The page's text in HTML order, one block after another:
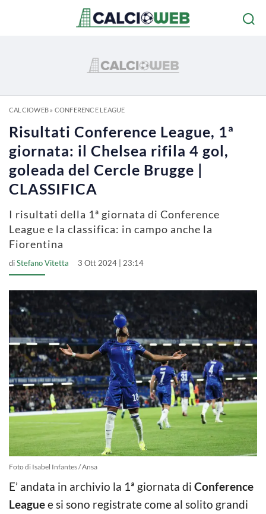
CALCIOWEB» CONFERENCE LEAGUE
Risultati Conference League, 1ª
giornata: il Chelsea rifila 4 gol,
goleada del Cercle Brugge |
CLASSIFICA
I risultati della 1ª giornata di Conference
League e la classifica: in campo anche la
Fiorentina
diStefano Vitetta 3 Ott 2024 | 23:14
Foto di Isabel Infantes / Ansa
E’ andata in archivio la 1ª giornata di Conference
Leaguee si sono registrate come al solito grandi